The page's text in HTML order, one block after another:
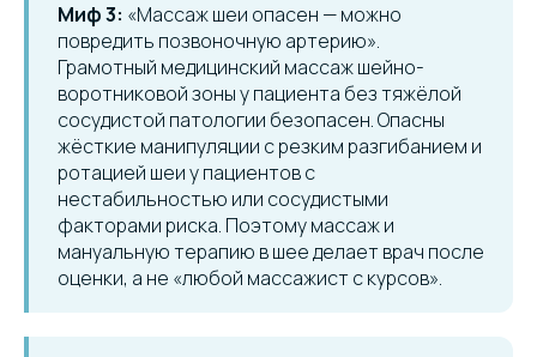
Миф 3: «Массаж шеи опасен — можно
повредить позвоночную артерию».
Грамотный медицинский массаж шейно-
воротниковой зоны у пациента без тяжёлой
сосудистой патологии безопасен. Опасны
жёсткие манипуляции с резким разгибанием и
ротацией шеи у пациентов с
нестабильностью или сосудистыми
факторами риска. Поэтому массаж и
мануальную терапию в шее делает врач после
оценки, а не «любой массажист с курсов».